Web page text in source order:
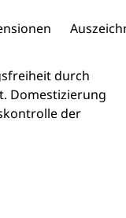
durch
Domestizierung
der